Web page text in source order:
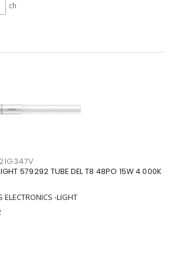
ch
579292 TUBE DEL T8 48PO 15W 4 000K
ELECTRONICS -LIGHT